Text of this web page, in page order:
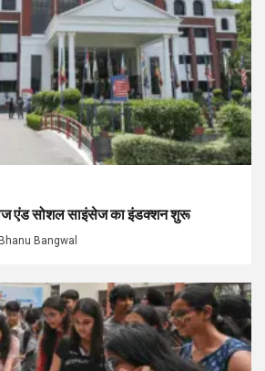
एंड सोशल साइंसेज का इंडक्शन शुरू
Bhanu Bangwal